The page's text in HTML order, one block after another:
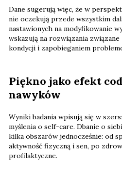
Dane sugerują więc, że w
nie oczekują przede wszystkim
nastawionych na modyfikowanie
wskazują na rozwiązania
kondycji i zapobieganiem
Piękno jako efekt
nawyków
Wyniki badania wpisują się w
myślenia o self-care. Dbanie o
kilka obszarów jednocześnie: od
aktywność fizyczną i sen, po
profilaktyczne.